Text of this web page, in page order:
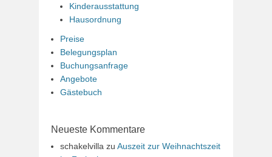
Kinderausstattung
Hausordnung
Preise
Belegungsplan
Buchungsanfrage
Angebote
Gästebuch
Neueste Kommentare
schakelvilla zu Auszeit zur Weihnachtszeit